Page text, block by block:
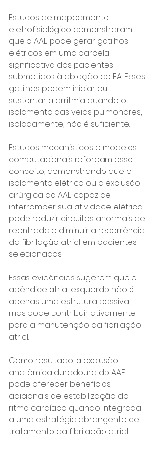
Estudos de mapeamento
eletrofisiológico demonstraram
que o AAE pode gerar gatilhos
elétricos em uma parcela
significativa dos pacientes
submetidos à ablação de FA. Esses
gatilhos podem iniciar ou
sustentar a arritmia quando o
isolamento das veias pulmonares,
isoladamente, não é suficiente.
Estudos mecanísticos e modelos
computacionais reforçam esse
conceito, demonstrando que o
isolamento elétrico ou a exclusão
cirúrgica do AAE capaz de
interromper sua atividade elétrica
pode reduzir circuitos anormais de
reentrada e diminuir a recorrência
da fibrilação atrial em pacientes
selecionados.
Essas evidências sugerem que o
apêndice atrial esquerdo não é
apenas uma estrutura passiva,
mas pode contribuir ativamente
para a manutenção da fibrilação
atrial.
Como resultado, a exclusão
anatômica duradoura do AAE
pode oferecer benefícios
adicionais de estabilização do
ritmo cardíaco quando integrada
a uma estratégia abrangente de
tratamento da fibrilação atrial.